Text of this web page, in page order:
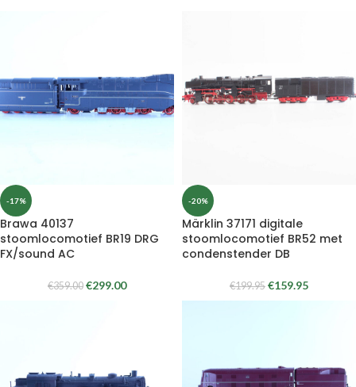
-17%
Brawa 40137
stoomlocomotief BR19 DRG
FX/sound AC
€359.00 €299.00
-20%
Märklin 37171 digitale
stoomlocomotief BR52 met
condenstender DB
€199.95 €159.95